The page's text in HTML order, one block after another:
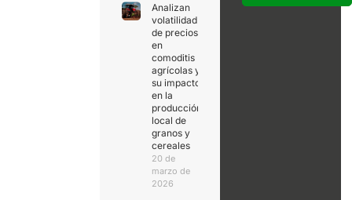
Analizan
volatilidad
de precios
en
comoditis
agrícolas y
su impacto
en la
producción
local de
granos y
cereales
20 de
marzo de
2026